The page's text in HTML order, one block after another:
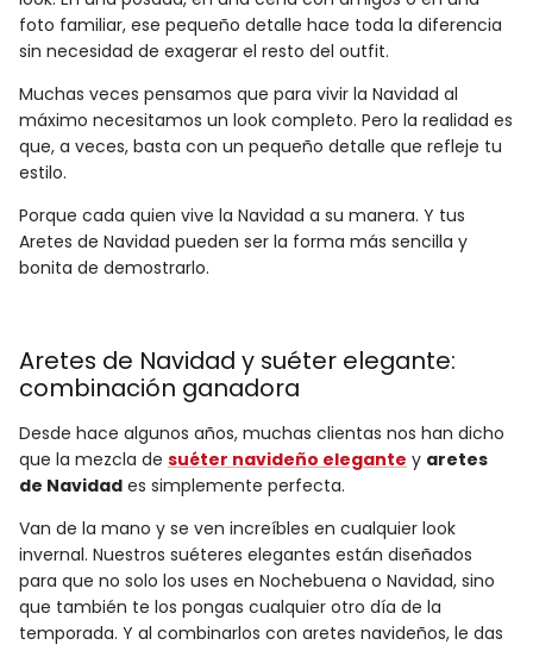
foto familiar, ese pequeño detalle hace toda la diferencia
sin necesidad de exagerar el resto del outfit.
Muchas veces pensamos que para vivir la Navidad al
máximo necesitamos un look completo. Pero la realidad es
que, a veces, basta con un pequeño detalle que refleje tu
estilo.
Porque cada quien vive la Navidad a su manera. Y tus
Aretes de Navidad pueden ser la forma más sencilla y
bonita de demostrarlo.
Aretes de Navidad y suéter elegante:
combinación ganadora
Desde hace algunos años, muchas clientas nos han dicho
que la mezcla de suéter navideño elegante y aretes
de Navidad es simplemente perfecta.
Van de la mano y se ven increíbles en cualquier look
invernal. Nuestros suéteres elegantes están diseñados
para que no solo los uses en Nochebuena o Navidad, sino
que también te los pongas cualquier otro día de la
temporada. Y al combinarlos con aretes navideños, le das